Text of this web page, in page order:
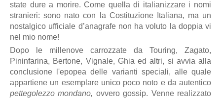
state dure a morire. Come quella di italianizzare i nomi
stranieri: sono nato con la Costituzione Italiana, ma un
nostalgico ufficiale d’anagrafe non ha voluto la doppia vi
nel mio nome!
Dopo le millenove carrozzate da Touring, Zagato,
Pininfarina, Bertone, Vignale, Ghia ed altri, si avvia alla
conclusione l'epopea delle varianti speciali, alle quale
appartiene un esemplare unico poco noto e da autentico
pettegolezzo mondano, ovvero gossip. Venne realizzato